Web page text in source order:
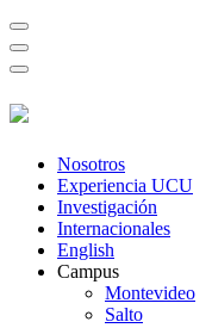
Nosotros
Experiencia UCU
Investigación
Internacionales
English
Campus
Montevideo
Salto